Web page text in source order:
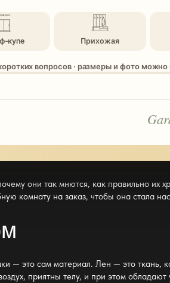
купе Прихожая
вопросов · размеры и фото можно
они так мнются, как правильно их
комнату на заказ, чтобы она стала
— это сам материал. Лен — это ткань,
приятны телу, и при этом